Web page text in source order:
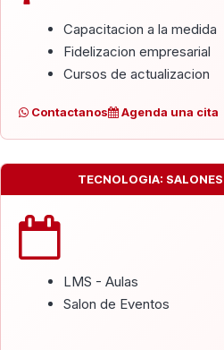
Capacitacion a la medida
Fidelizacion empresarial
Cursos de actualizacion
Contactanos Agenda una cita
TECNOLOGIA:
LMS - Aulas
Salon de Eventos